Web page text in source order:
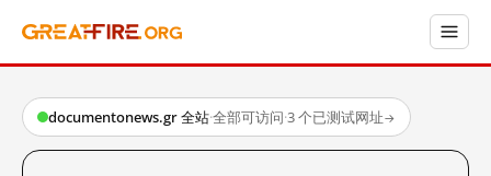
documentonews.gr 全站·全部可访问·3 个已测试网址→